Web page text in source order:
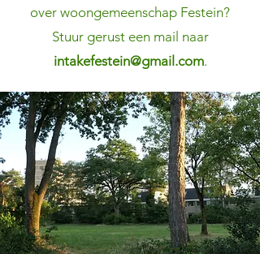
over woongemeenschap Festein?
Stuur gerust een mail naar
intakefestein@gmail.com.